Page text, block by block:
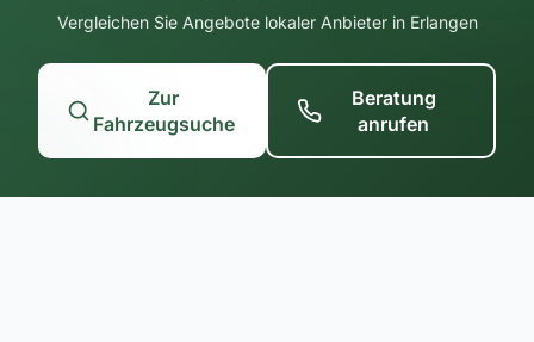
Vergleichen Sie Angebote lokaler Anbieter in Erlangen
Zur
Fahrzeugsuche
Beratung
anrufen